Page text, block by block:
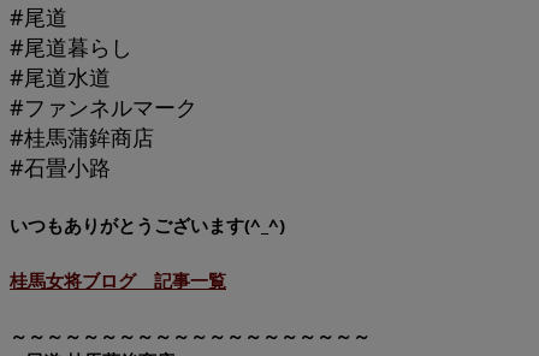
#尾道
#尾道暮らし
#尾道水道
#ファンネルマーク
#桂馬蒲鉾商店
#石畳小路
いつもありがとうございます(^_^)
桂馬女将ブログ 記事一覧
～～～～～～～～～～～～～～～～～～～～